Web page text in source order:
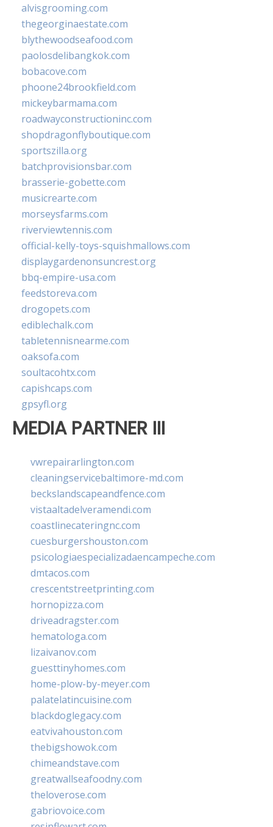
alvisgrooming.com
thegeorginaestate.com
blythewoodseafood.com
paolosdelibangkok.com
bobacove.com
phoone24brookfield.com
mickeybarmama.com
roadwayconstructioninc.com
shopdragonflyboutique.com
sportszilla.org
batchprovisionsbar.com
brasserie-gobette.com
musicrearte.com
morseysfarms.com
riverviewtennis.com
official-kelly-toys-squishmallows.com
displaygardenonsuncrest.org
bbq-empire-usa.com
feedstoreva.com
drogopets.com
ediblechalk.com
tabletennisnearme.com
oaksofa.com
soultacohtx.com
capishcaps.com
gpsyfl.org
MEDIA PARTNER III
vwrepairarlington.com
cleaningservicebaltimore-md.com
beckslandscapeandfence.com
vistaaltadelveramendi.com
coastlinecateringnc.com
cuesburgershouston.com
psicologiaespecializadaencampeche.com
dmtacos.com
crescentstreetprinting.com
hornopizza.com
driveadragster.com
hematologa.com
lizaivanov.com
guesttinyhomes.com
home-plow-by-meyer.com
palatelatincuisine.com
blackdoglegacy.com
eatvivahouston.com
thebigshowok.com
chimeandstave.com
greatwallseafoodny.com
theloverose.com
gabriovoice.com